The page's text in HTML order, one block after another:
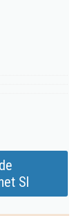
Sl